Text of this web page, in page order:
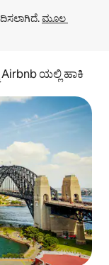
ಮೂಲ
Airbnb ಯಲ್ಲಿ ಹಾಕಿ